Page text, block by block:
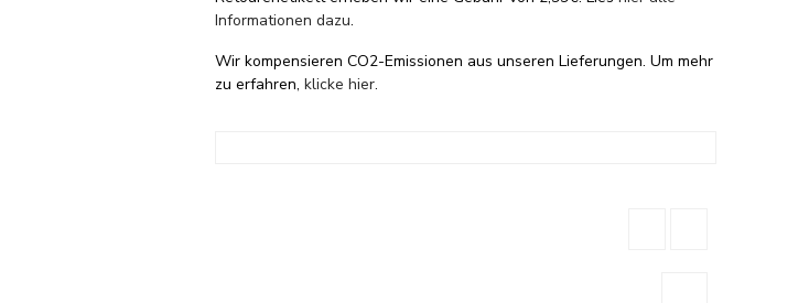
Informationen dazu.
Wir kompensieren CO2-Emissionen aus unseren Lieferungen. Um mehr
zu erfahren,klicke hier.